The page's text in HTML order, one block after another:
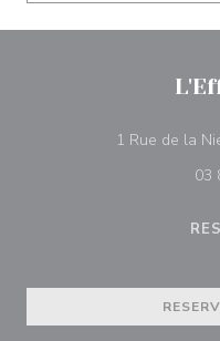
1 Rue de la
03